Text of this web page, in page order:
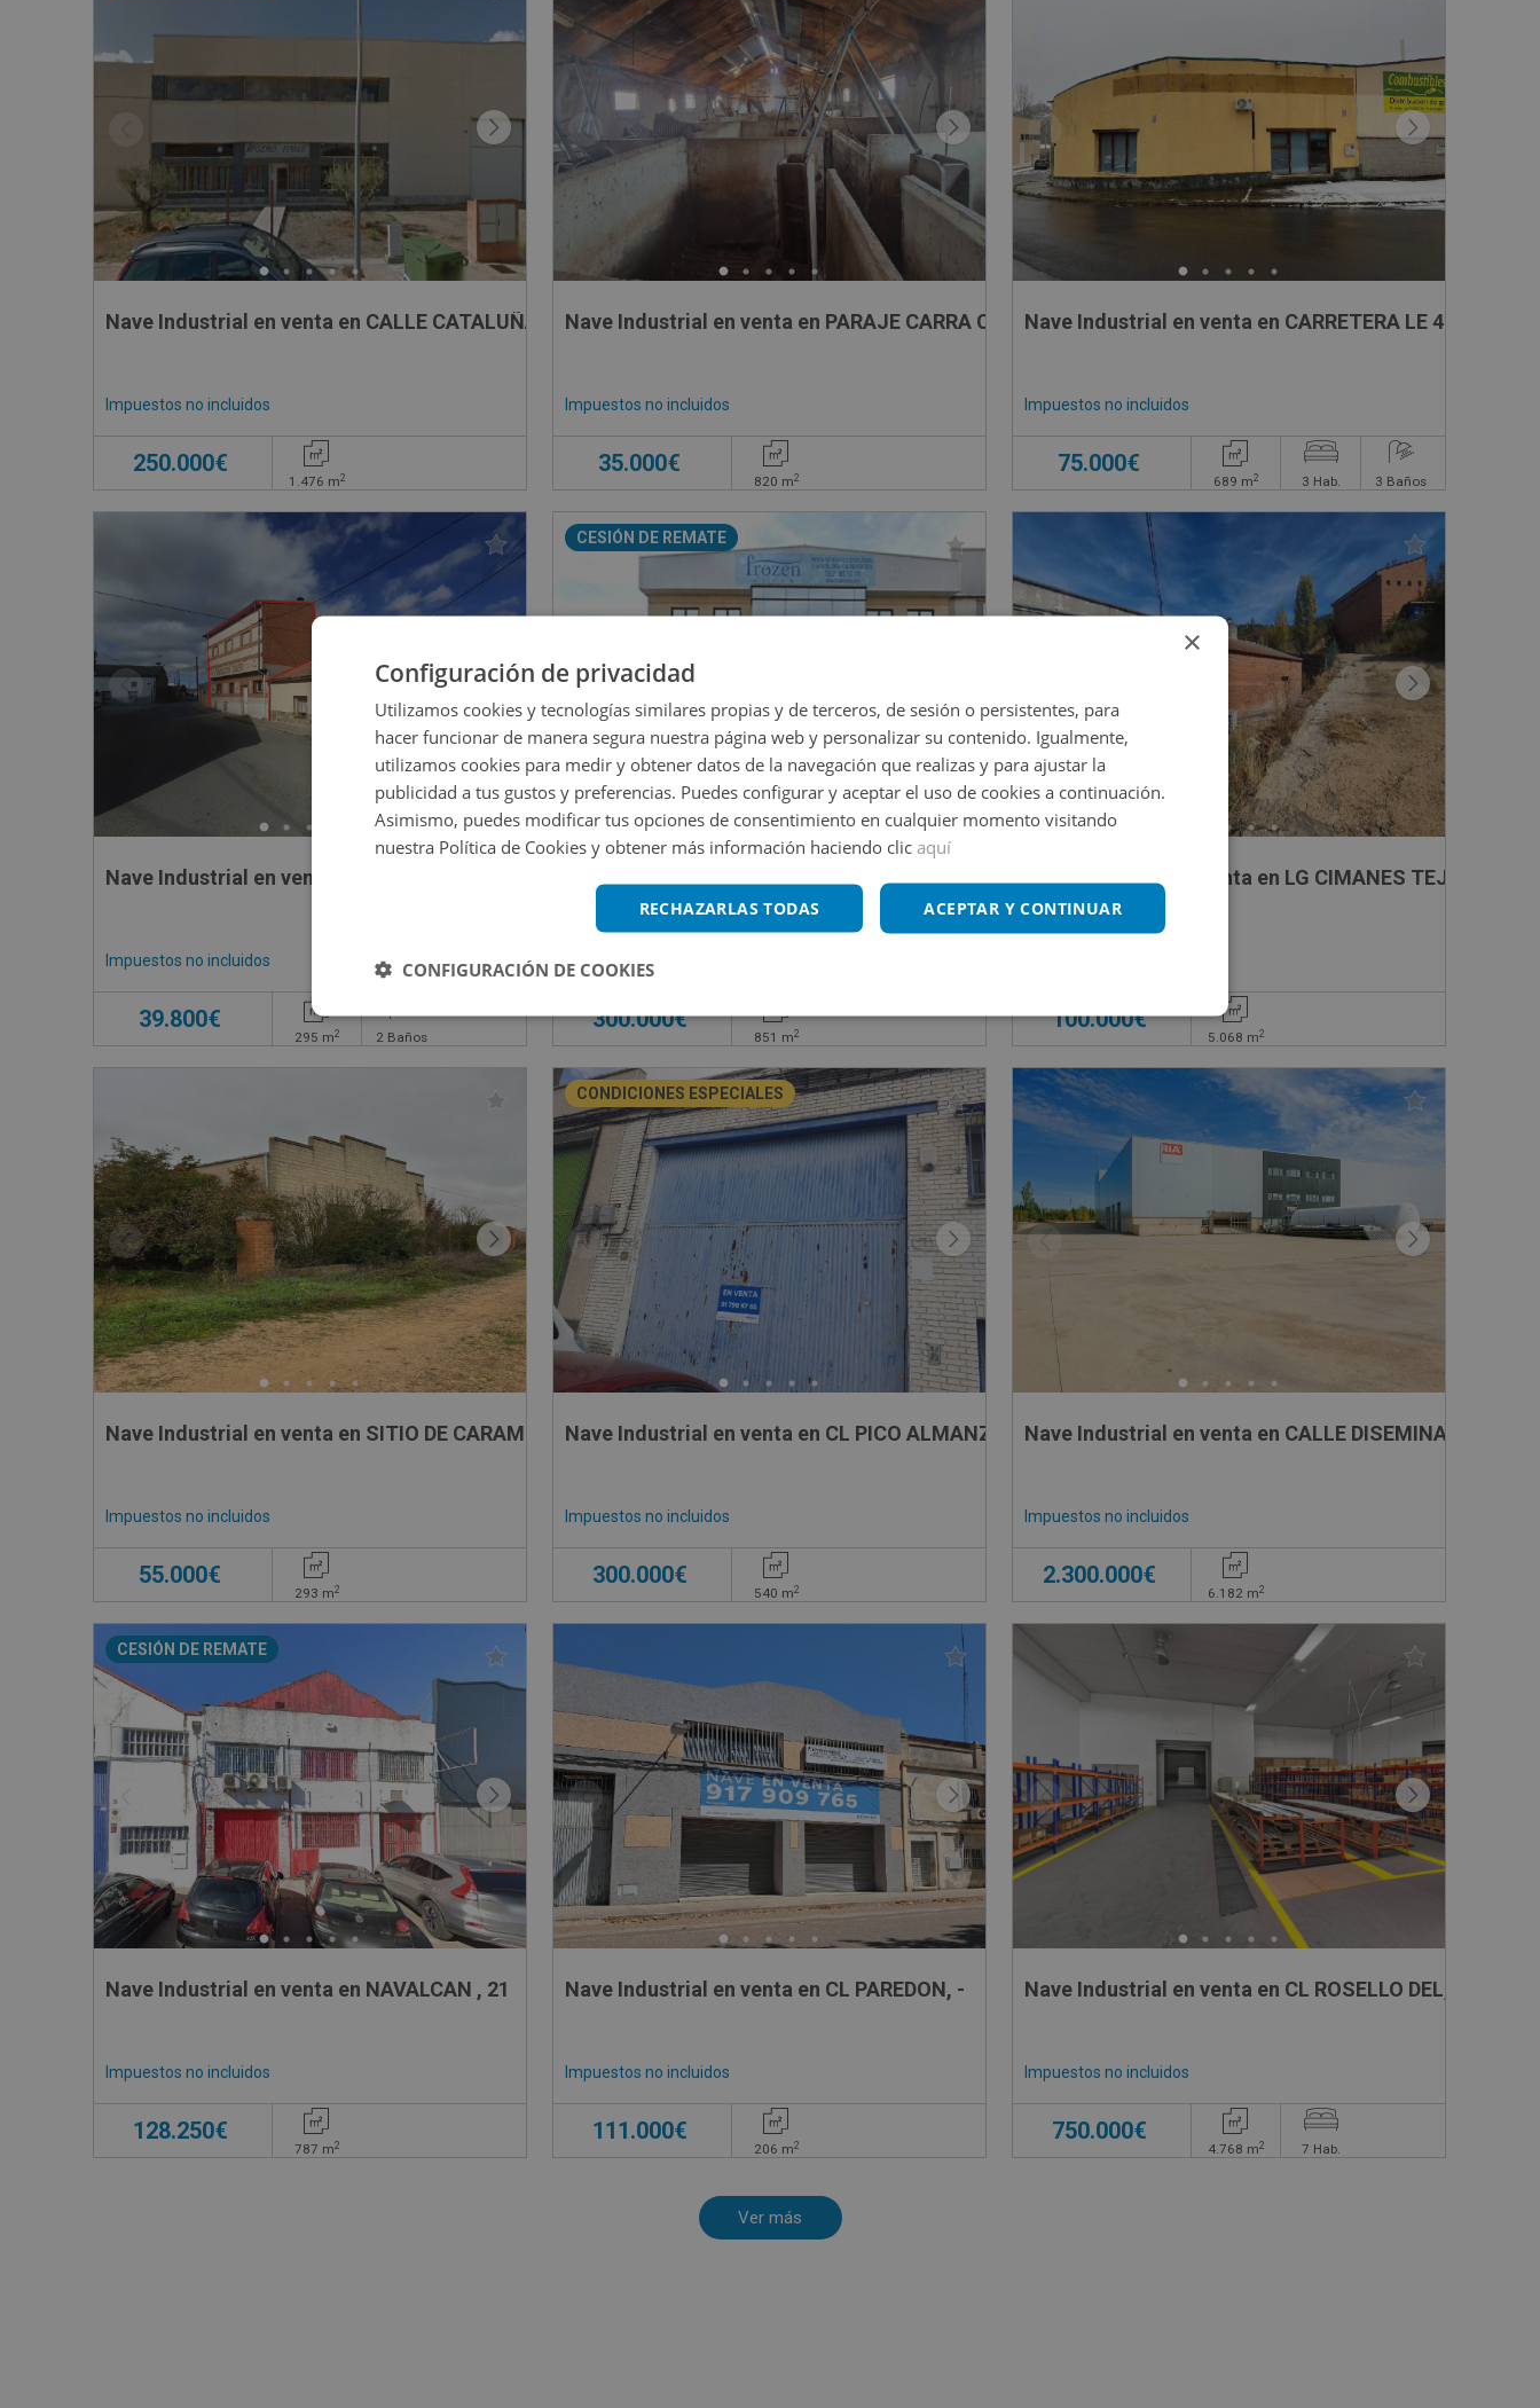
Nave Industrial en venta en CALLE CATALUÑA , 5
Impuestos no incluidos
250.000€
1.476 m2
Nave Industrial en venta en PARAJE CARRA CUADRON, 5081
Impuestos no incluidos
35.000€
820 m2
Nave Industrial en
Impuestos no incluidos
75.000€
689 m2 3 Hab. 3 Baños
Nave Industrial en venta en Acedos , 7
Impuestos no incluidos
39.800€
295 m2 2 Baños
CESIÓN DE REMATE
Nave Industrial en venta en CL LOS ROBLES, 7
Impuestos no incluidos
300.000€
851 m2
Nave Industrial en venta en LG CIMANES TEJAR 1021
100.000€
5.068 m2
Nave Industrial en venta en SITIO DE CARAMBOLES, SN
Impuestos no incluidos
55.000€
293 m2
CONDICIONES ESPECIALES
Nave Industrial en venta en CL PICO ALMANZOR, 13
Impuestos no incluidos
300.000€
540 m2
Nave Industrial en venta en CALLE DISEMINADOS 160
Impuestos no incluidos
2.300.000€
6.182 m2
CESIÓN DE REMATE
Nave Industrial en venta en NAVALCAN , 21
Impuestos no incluidos
128.250€
787 m2
Nave Industrial en venta en CL PAREDON, -
Impuestos no incluidos
111.000€
206 m2
Nave Industrial en venta en CL ROSELLO DEL, -
Impuestos no incluidos
750.000€
4.768 m2 7 Hab.
×
Configuración de privacidad
Utilizamos cookies y tecnologías similares propias y de terceros, de sesión o persistentes, para
hacer funcionar de manera segura nuestra página web y personalizar su contenido. Igualmente,
utilizamos cookies para medir y obtener datos de la navegación que realizas y para ajustar la
publicidad a tus gustos y preferencias. Puedes configurar y aceptar el uso de cookies a continuación.
Asimismo, puedes modificar tus opciones de consentimiento en cualquier momento visitando
nuestra Política de Cookies y obtener más información haciendo clic aquí
ACEPTAR Y CONTINUAR
RECHAZARLAS TODAS
CONFIGURACIÓN DE COOKIES